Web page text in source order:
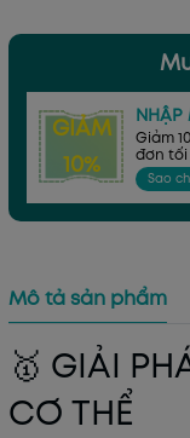
GIẢM
10%
NHẬP
Giảm
đơn tối
Sao
Mô tả sản phẩm
🥇 GIẢI
CƠ THỂ